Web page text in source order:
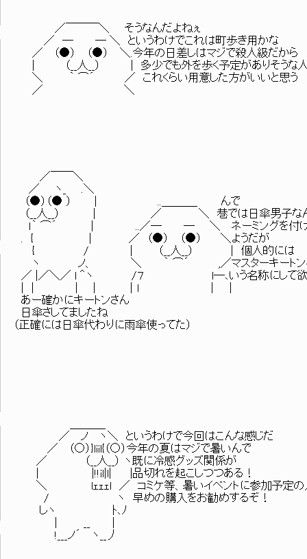
／￣￣￣＼ そうなんだよねぇ
／ ─ ─ ＼ というわけでこれは町歩き用かな
／ （●） （●） ＼.今年の日差しはマジで殺人級だから
| （__人__） | 多少でも外を歩く予定がありそうな
＼ ｀ ⌒´ ／ これくらい用意した方がいいと思う
／ ＼
／￣￣＼
／ ヽ_ .＼
（●）（● ） ｜ ..＿＿＿_ んで
（__人__） | ／ ＼ 巷では日傘男子な
ｌ｀ ⌒´ ｜ ..／─ ─ ＼ ネーミングを付け
. { ｜ ／ （●） （●） ＼ようだが
{ / | （__人__） | 個人的には
ヽ ノ、 ＼ ｀ ⌒´ ,／マスターキートン男
／ |／＼／ l ＾ヽ /７ l─､いう名称にして欲
あー確かにキートンさん
日傘さしてましたね
（正確には日傘代わりに雨傘使ってた）
／ ノ ヽ＼ というわけで今回はこんな感じだ
／ （○）}liil{（○）今年の夏はマジで暑いんで
／ （__人__） ヽ既に冷感グッズ関係が
| |!!il|l| |品切れを起こしつつある！
＼ lｪｪｪl ／ コミケ等、暑いイベントに参加予定の
/ ヽ 早めの購入をお勧めするぞ！
しヽ ﾄ､ﾉ
!___ノ´ ヽ__丿